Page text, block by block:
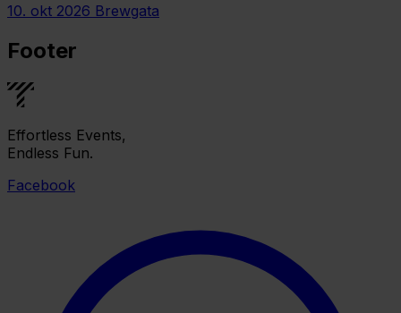
10. okt 2026 Brewgata
Footer
Effortless Events,
Endless Fun.
Facebook